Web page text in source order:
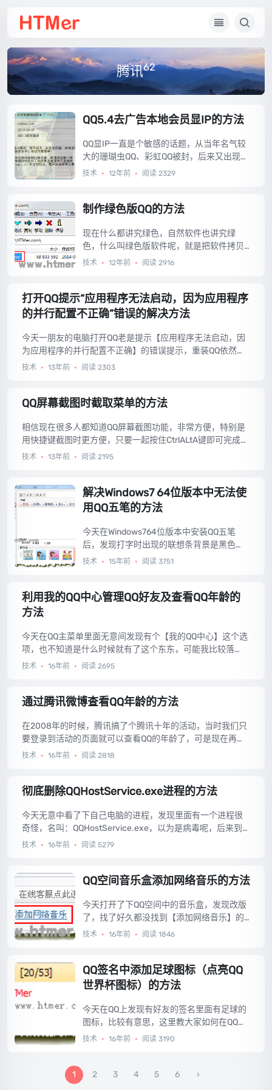
腾讯62
QQ5.4去广告本地会员显IP的方法
QQ显IP一直是个敏感的话题，从当年名气较
大的珊瑚虫QQ、彩虹QQ被封，后来又出现好
多小范围的IPQQ，如：赛博QQ、qqext、Ntr
了，好了，大家低调，先用起来再说。...
技术 • 12年前 • 阅读 2329
制作绿色版QQ的方法
现在什么都讲究绿色，自然软件也讲究绿
色，什么叫绿色版软件呢，就是把软件拷贝
到电脑上能直接运行，不需要安装，这里拿Q
技术 • 12年前 • 阅读 2916
打开QQ提示“应用程序无法启动，因为应用程序
的并行配置不正确”错误的解决方法
今天一朋友的电脑打开QQ老是提示【应用程序无法启动，因
为应用程序的并行配置不正确】的错误提示，重装QQ依然如
此，经过我的判断，出现此问题是因为系统中缺少VC运行库
t.com/download/5/F/4/5F407092-31F7-4ABA-9784-0BE
技术 • 13年前 • 阅读 2303
QQ屏幕截图时截取菜单的方法
相信现在很多人都知道QQ屏幕截图功能，非常方便，特别是
用快捷键截图时更方便，只要一起按住CtrlALtA键即可完成屏
幕截图，但是你有没有遇到过这样的情况，有的时候想截取
技术 • 13年前 • 阅读 2195
解决Windows7 64位版本中无法使
用QQ五笔的方法
今天在Windows764位版本中安装QQ五笔
后，发现打字时出现的联想条背景是黑色
的，在32位版本中是正常的，百思不得其
技术 • 15年前 • 阅读 3751
利用我的QQ中心管理QQ好友及查看QQ年龄的
方法
今天在QQ主菜单里面无意间发现有个【我的QQ中心】这个选
项，也不知道是什么时候就有了这个东东，可能我比较落
伍，至今才发现--。现在终于知道原来里面有好多功能，赶
技术 • 16年前 • 阅读 2695
通过腾讯微博查看QQ年龄的方法
在2008年的时候，腾讯搞了个腾讯十年的活动，当时我们只
要登录到活动的页面就可以查看QQ的年龄了，可是现在再登
录进去发现QQ年龄已经不再显示了。不过可以通过别的方法
技术 • 16年前 • 阅读 2818
彻底删除QQHostService.exe进程的方法
今天无意中看了下自己电脑的进程，发现里面有一个进程很
奇怪，名叫：QQHostService.exe，以为是病毒呢，后来到
网上查看了下，原来是显示QQ迷你首页的程序，明显没什么
技术 • 16年前 • 阅读 5279
QQ空间音乐盒添加网络音乐的方法
今天打开了下QQ空间中的音乐盒，发现改版
了，找了好久都没找到【添加网络音乐】的
地方，以为QQ空间取消该功能了呢，后来擦
技术 • 16年前 • 阅读 1846
QQ签名中添加足球图标（点亮QQ
世界杯图标）的方法
今天在QQ上发现有好友的签名里面有足球的
图标，比较有意思，这里教大家如何在QQ签
名中添加足球图标的方法。...
技术 • 16年前 • 阅读 3190
1 2 3 4 5 6